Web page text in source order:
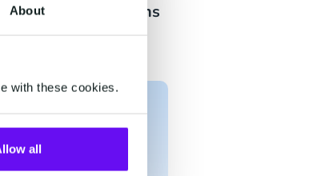
About
with these cookies.
all
aux réglementations
de vérifications